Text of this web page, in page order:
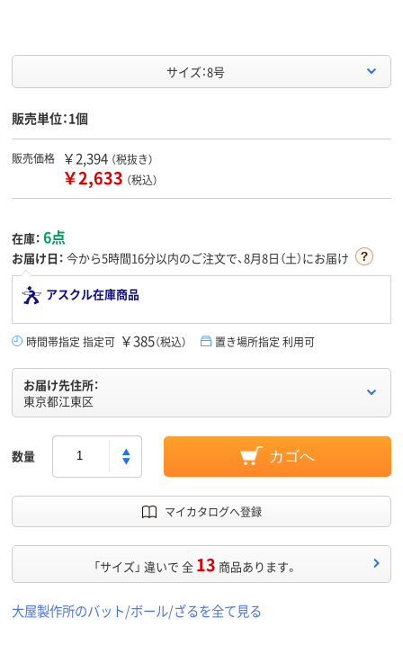
サイズ：8号
販売単位：1個
販売価格 ￥2,394 （税抜き）
￥2,633 （税込）
在庫： 6点
お届け日： 今から5時間16分以内のご注文で、8月8日（土）にお届け
アスクル在庫商品
時間帯指定 指定可 ￥385（税込） 置き場所指定 利用可
お届け先住所：
東京都江東区
数量 カゴへ
マイカタログへ登録
「サイズ」 違いで 全 13 商品あります。
大屋製作所のバット/ボール/ざるを全て見る